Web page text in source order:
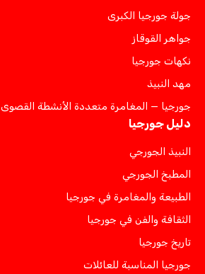
جولة جورجيا الكبرى
جواهر القوقاز
نكهات جورجيا
مهد النبيذ
جورجيا — المغامرة متعددة الأنشطة القصوى
دليل جورجيا
النبيذ الجورجي
المطبخ الجورجي
الطبيعة والمغامرة في جورجيا
الثقافة والفن في جورجيا
تاريخ جورجيا
جورجيا المناسبة للعائلات